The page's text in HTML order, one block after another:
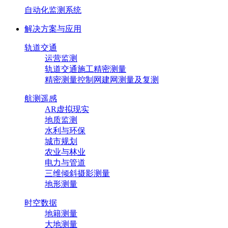
自动化监测系统
解决方案与应用
轨道交通
运营监测
轨道交通施工精密测量
精密测量控制网建网测量及复测
航测遥感
AR虚拟现实
地质监测
水利与环保
城市规划
农业与林业
电力与管道
三维倾斜摄影测量
地形测量
时空数据
地籍测量
大地测量